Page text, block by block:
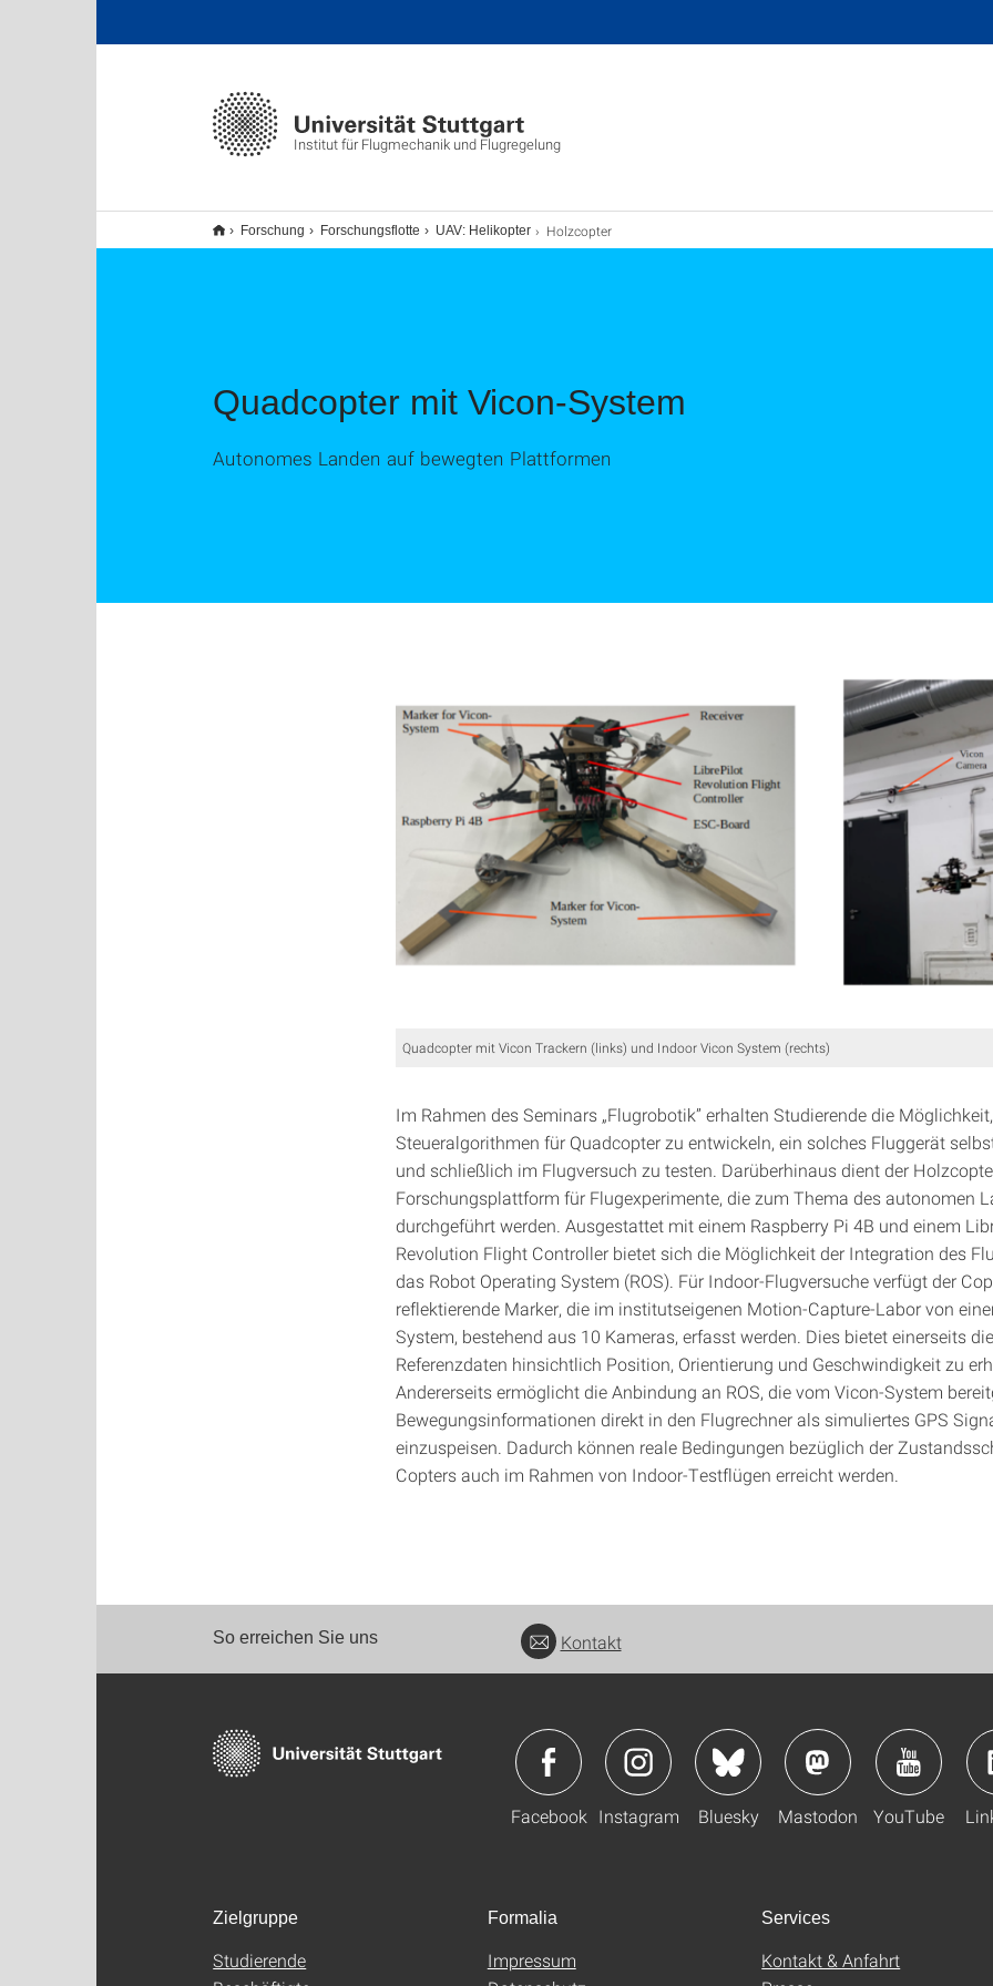
Institut für Flugmechanik und Flugregelung
Forschung Forschungsflotte UAV: Helikopter Holzcopter
Quadcopter mit Vicon-System
Autonomes Landen auf bewegten Plattformen
Quadcopter mit Vicon Trackern (links) und Indoor Vicon System (rechts)
Im Rahmen des Seminars „Flugrobotik” erhalten Studierende die
Steueralgorithmen für Quadcopter zu entwickeln, ein solches Fluggerät
und schließlich im Flugversuch zu testen. Darüberhinaus dient der
Forschungsplattform für Flugexperimente, die zum Thema des autonomen
durchgeführt werden. Ausgestattet mit einem Raspberry Pi 4B und einem
Revolution Flight Controller bietet sich die Möglichkeit der Integration des
das Robot Operating System (ROS). Für Indoor-Flugversuche verfügt der
reflektierende Marker, die im institutseigenen Motion-Capture-Labor von
System, bestehend aus 10 Kameras, erfasst werden. Dies bietet einerseits
Referenzdaten hinsichtlich Position, Orientierung und Geschwindigkeit zu
Andererseits ermöglicht die Anbindung an ROS, die vom Vicon-System
Bewegungsinformationen direkt in den Flugrechner als simuliertes GPS
einzuspeisen. Dadurch können reale Bedingungen bezüglich der
Copters auch im Rahmen von Indoor-Testflügen erreicht werden.
So erreichen Sie uns Kontakt
Facebook Instagram Bluesky Mastodon YouTube
Zielgruppe
Studierende
Formalia
Impressum
Services
Kontakt & Anfahrt